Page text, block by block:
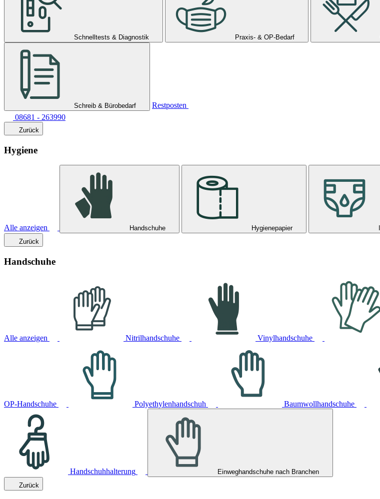
Schnelltests & Diagnostik Praxis- & OP-Bedarf
Schreib & Bürobedarf
Restposten
08681 - 263990
Zurück
Hygiene
Alle anzeigen Handschuhe Hygienepapier
Zurück
Handschuhe
Alle anzeigen Nitrilhandschuhe Vinylhandschuhe
OP-Handschuhe Polyethylenhandschuh Baumwollhandschuhe
Handschuhhalterung
Einweghandschuhe nach Branchen
Zurück